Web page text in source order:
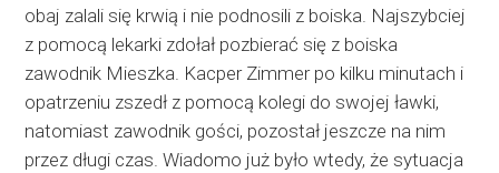
obaj zalali się krwią i nie podnosili z boiska. Najszybciej
z pomocą lekarki zdołał pozbierać się z boiska
zawodnik Mieszka. Kacper Zimmer po kilku minutach i
opatrzeniu zszedł z pomocą kolegi do swojej ławki,
natomiast zawodnik gości, pozostał jeszcze na nim
przez długi czas. Wiadomo już było wtedy, że sytuacja